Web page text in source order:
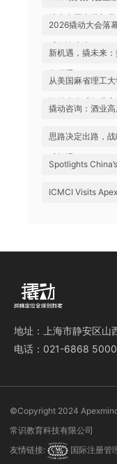
助力中国实践与
2026撬动大会落
球咨询生态
新机遇，撬未来
化握手”
从美国麻省理工
询站上全球行业高
撬动咨询：酒业
思路决定出路，
球机遇
Spotlights
ICMCI Visits
地址：上海市静安区山
电话：021-6868 5000
©️Copyright 2024
常识教育科技有限公司
友情链接:
国际注册管